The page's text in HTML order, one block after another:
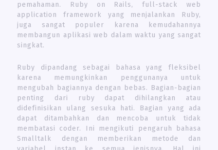
pemahaman. Ruby on Rails, full-stack web
application framework yang menjalankan Ruby,
juga sangat populer karena kemudahannya
membangun aplikasi web dalam waktu yang sangat
singkat.
Ruby dipandang sebagai bahasa yang fleksibel
karena memungkinkan penggunanya untuk
mengubah bagiannya dengan bebas. Bagian-bagian
penting dari ruby ​​​​dapat dihilangkan atau
didefinisikan ulang sesuka hati. Bagian yang ada
dapat ditambahkan dan mencoba untuk tidak
membatasi coder. Ini mengikuti pengaruh bahasa
Smalltalk dengan memberikan metode dan